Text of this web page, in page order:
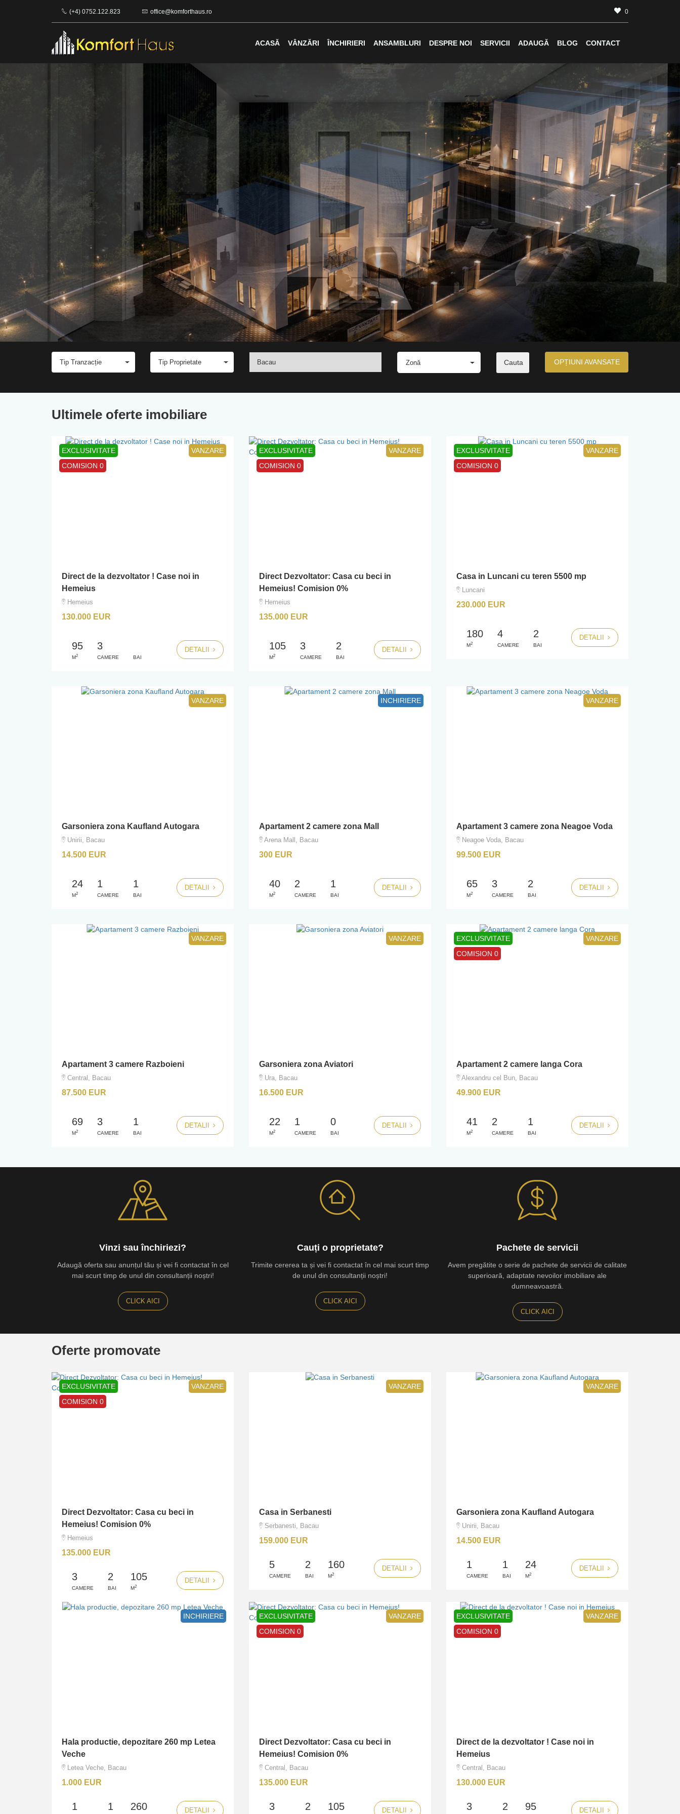
(+4) 0752.122.823 office@komforthaus.ro 0
Komfort
Haus
ACASĂ VÂNZĂRI ÎNCHIRIERI ANSAMBLURI DESPRE NOI SERVICII ADAUGĂ BLOG CONTACT
Komfort Haus
Partenerii tăiîn noi începuturi.
Tip Tranzacție Tip Proprietate Zonă OPȚIUNI AVANSATE
Ultimele oferte imobiliare
VANZARE
EXCLUSIVITATE
COMISION 0
Direct de la dezvoltator ! Case noi in
Hemeius
Hemeius
130.000 EUR
95
M2
3
CAMERE BAI
DETALII
VANZARE
EXCLUSIVITATE
COMISION 0
Direct Dezvoltator: Casa cu beci in
Hemeius! Comision 0%
Hemeius
135.000 EUR
105
M2
3
CAMERE
2
BAI
DETALII
VANZARE
EXCLUSIVITATE
COMISION 0
Casa in Luncani cu teren 5500 mp
Luncani
230.000 EUR
180
M2
4
CAMERE
2
BAI
DETALII
VANZARE
Garsoniera zona Kaufland Autogara
Unirii, Bacau
14.500 EUR
24
M2
1
CAMERE
1
BAI
DETALII
INCHIRIERE
Apartament 2 camere zona Mall
Arena Mall, Bacau
300 EUR
40
M2
2
CAMERE
1
BAI
DETALII
VANZARE
Apartament 3 camere zona Neagoe Voda
Neagoe Voda, Bacau
99.500 EUR
65
M2
3
CAMERE
2
BAI
DETALII
VANZARE
Apartament 3 camere Razboieni
Central, Bacau
87.500 EUR
69
M2
3
CAMERE
1
BAI
DETALII
VANZARE
Garsoniera zona Aviatori
Ura, Bacau
16.500 EUR
22
M2
1
CAMERE
0
BAI
DETALII
VANZARE
EXCLUSIVITATE
COMISION 0
Apartament 2 camere langa Cora
Alexandru cel Bun, Bacau
49.900 EUR
41
M2
2
CAMERE
1
BAI
DETALII
Vinzi sau închiriezi?
Adaugă oferta sau anunțul tău și vei fi contactat în cel
mai scurt timp de unul din consultanții noștri!
CLICK AICI
Cauți o proprietate?
Trimite cererea ta și vei fi contactat în cel mai scurt timp
de unul din consultanții noștri!
CLICK AICI
Pachete de servicii
Avem pregătite o serie de pachete de servicii de calitate
superioară, adaptate nevoilor imobiliare ale
dumneavoastră.
CLICK AICI
Oferte promovate
VANZARE
EXCLUSIVITATE
COMISION 0
Direct Dezvoltator: Casa cu beci in
Hemeius! Comision 0%
Hemeius
135.000 EUR
3
CAMERE
2
BAI
105
M2
DETALII
VANZARE
Casa in Serbanesti
Serbanesti, Bacau
159.000 EUR
5
CAMERE
2
BAI
160
M2
DETALII
VANZARE
Garsoniera zona Kaufland Autogara
Unirii, Bacau
14.500 EUR
1
CAMERE
1
BAI
24
M2
DETALII
INCHIRIERE
Hala productie, depozitare 260 mp Letea
Veche
Letea Veche, Bacau
1.000 EUR
1 1 260 DETALII
VANZARE
EXCLUSIVITATE
COMISION 0
Direct Dezvoltator: Casa cu beci in
Hemeius! Comision 0%
Central, Bacau
135.000 EUR
3 2 105 DETALII
VANZARE
EXCLUSIVITATE
COMISION 0
Direct de la dezvoltator ! Case noi in
Hemeius
Central, Bacau
130.000 EUR
3 2 95 DETALII